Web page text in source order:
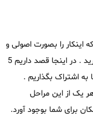
اینکار را بصورت اصولی و
قانونی انجام دهید که در آینده به مشکل بر نخورید . در اینجا قصد داریم 5
به اشتراک بگذاریم .
یک از این مراحل
برای شما بوجود آورد.